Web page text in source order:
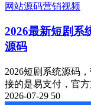
网站源码营销视频
2026最新短剧系
源码
2026短剧系统源码
接的是易支付，官方
2026-07-29 50